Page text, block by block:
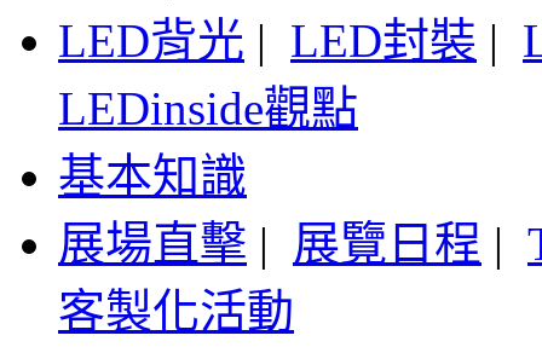
LED背光 | LED封裝 |
LEDinside觀點
基本知識
展場直擊 | 展覽日程 |
客製化活動